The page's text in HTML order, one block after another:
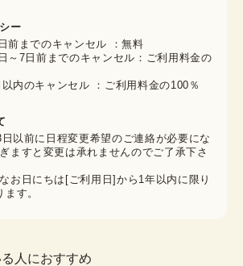
ー
前までのキャンセル ：無料
～7日前までのキャンセル：ご利用料金の
内のキャンセル ：ご利用料金の100％
以前に日程変更希望のご連絡が必要にな
ますと変更は承れませんのでご了承下さ
お日にちは[ご利用日]から1年以内に限り
す。
人におすすめ